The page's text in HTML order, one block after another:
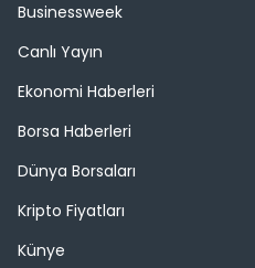
Businessweek
Canlı Yayın
Ekonomi Haberleri
Borsa Haberleri
Dünya Borsaları
Kripto Fiyatları
Künye